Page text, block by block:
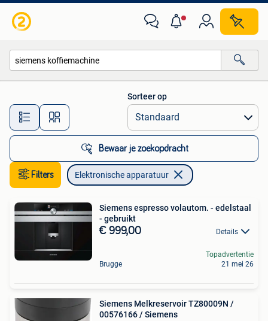
Alle afstanden…
Sorteer op
Bewaar je zoekopdracht
Filters Elektronische apparatuur
Siemens espresso volautom. - edelstaal
- gebruikt
€ 999,00 Details
Brugge
Topadvertentie
21 mei 26
Siemens Melkreservoir TZ80009N /
00576166 / Siemens